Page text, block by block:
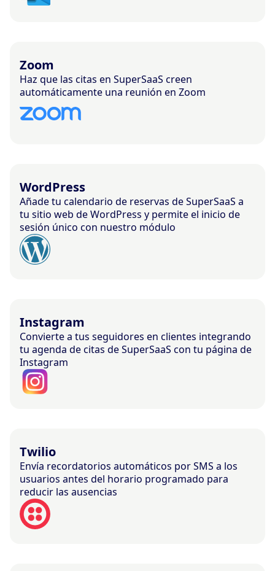
Zoom
Haz que las citas en SuperSaaS creen
automáticamente una reunión en Zoom
WordPress
Añade tu calendario de reservas de SuperSaaS a
tu sitio web de WordPress y permite el inicio de
sesión único con nuestro módulo
Instagram
Convierte a tus seguidores en clientes integrando
tu agenda de citas de SuperSaaS con tu página de
Instagram
Twilio
Envía recordatorios automáticos por SMS a los
usuarios antes del horario programado para
reducir las ausencias